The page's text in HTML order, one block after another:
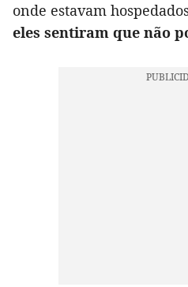
onde estavam
eles sentiram que não